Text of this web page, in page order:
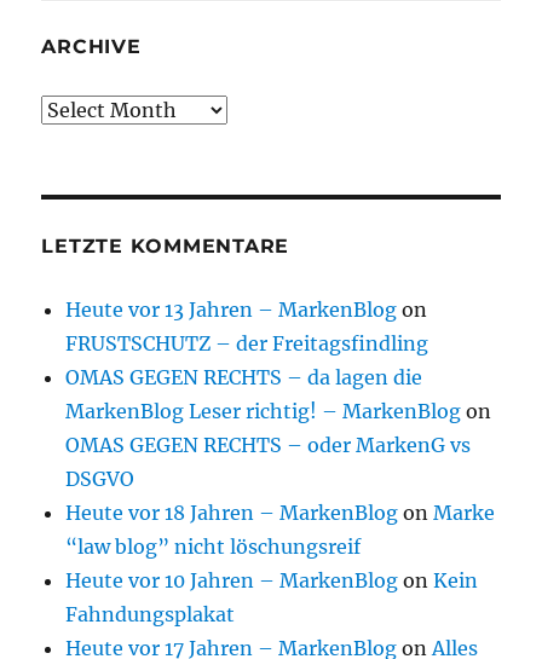
ARCHIVE
Archive
LETZTE KOMMENTARE
Heute vor 13 Jahren – MarkenBlog on
FRUSTSCHUTZ – der Freitagsfindling
OMAS GEGEN RECHTS – da lagen die
MarkenBlog Leser richtig! – MarkenBlog on
OMAS GEGEN RECHTS – oder MarkenG vs
DSGVO
Heute vor 18 Jahren – MarkenBlog onMarke
“law blog” nicht löschungsreif
Heute vor 10 Jahren – MarkenBlog onKein
Fahndungsplakat
Heute vor 17 Jahren – MarkenBlog on Alles